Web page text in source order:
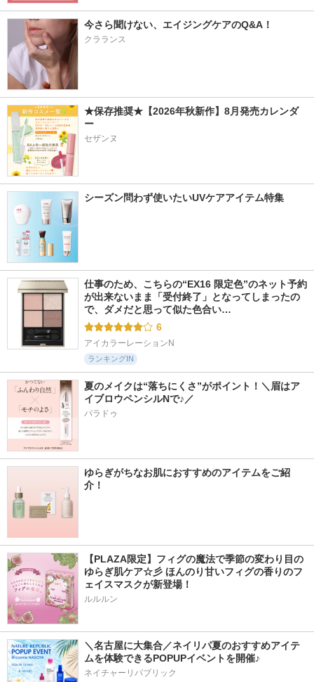
今さら聞けない、エイジングケアのQ&A！
クラランス
★保存推奨★【2026年秋新作】8月発売カレンダ
ー
セザンヌ
シーズン問わず使いたいUVケアアイテム特集
仕事のため、こちらの“EX16 限定色”のネット予約
が出来ないまま「受付終了」となってしまったの
で、ダメだと思って似た色合い…
6
アイカラーレーションN
ランキングIN
夏のメイクは“落ちにくさ”がポイント！＼眉はア
イブロウペンシルNで♪／
パラドゥ
ゆらぎがちなお肌におすすめのアイテムをご紹
介！
【PLAZA限定】フィグの魔法で季節の変わり目の
ゆらぎ肌ケア☆彡 ほんのり甘いフィグの香りのフ
ェイスマスクが新登場！
ルルルン
＼名古屋に大集合／ネイリパ夏のおすすめアイテ
ムを体験できるPOPUPイベントを開催♪
ネイチャーリパブリック